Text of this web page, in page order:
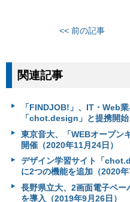
<< 前の記事
関連記事
「FINDJOB!」、IT・Web
「chot.design」と提携開始
東京⾳⼤、「WEBオープン
開催（2020年11月24日）
デザイン学習サイト「
に2つの機能を追加（2020年
長野県立大、2画面電子ペー
を導入（2019年9月26日）